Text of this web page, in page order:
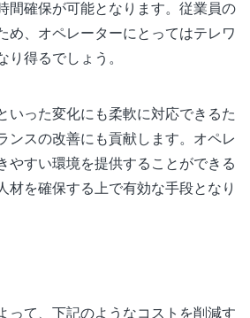
間確保が可能となります。従業員の
め、オペレーターにとってはテレワ
り得るでしょう。
いった変化にも柔軟に対応できるた
ンスの改善にも貢献します。オペレ
やすい環境を提供することができる
材を確保する上で有効な手段となり
って、下記のようなコストを削減す